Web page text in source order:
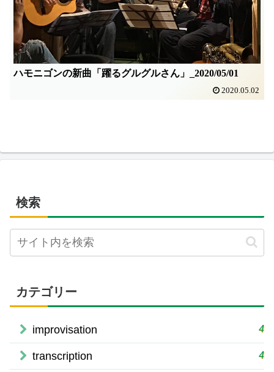
ハモニゴンの新曲「躍るグルグルさん」_2020/05/01
2020.05.02
検索
カテゴリー
improvisation 4
transcription 4